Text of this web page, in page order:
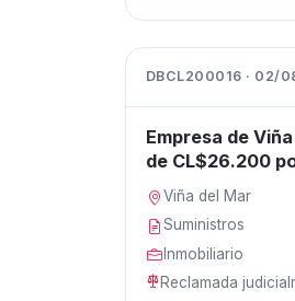
DBCL200016 · 02/
Empresa de
de CL$26.200
Viña del Mar
Suministros
Inmobiliario
Reclamada